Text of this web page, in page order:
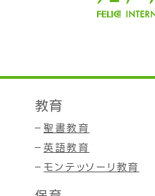
教育
聖書教育
英語教育
モンテッソーリ教育